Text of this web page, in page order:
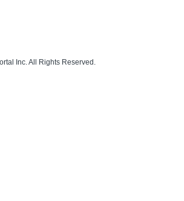
Inc. All Rights Reserved.